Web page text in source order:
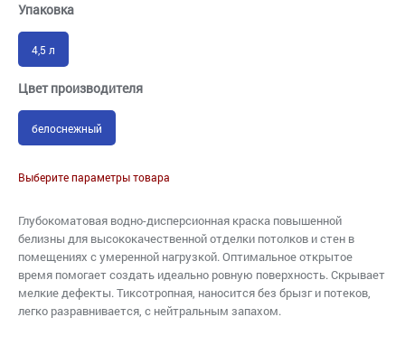
Упаковка
4,5 л
Цвет производителя
белоснежный
Выберите параметры товара
Глубокоматовая водно-дисперсионная краска повышенной
белизны для высококачественной отделки потолков и стен в
помещениях с умеренной нагрузкой. Оптимальное открытое
время помогает создать идеально ровную поверхность. Скрывает
мелкие дефекты. Тиксотропная, наносится без брызг и потеков,
легко разравнивается, с нейтральным запахом.